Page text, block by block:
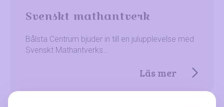
Svenskt mathantverk
Bålsta Centrum bjuder in till en julupplevelse med
Svenskt Mathantverks…
Läs mer